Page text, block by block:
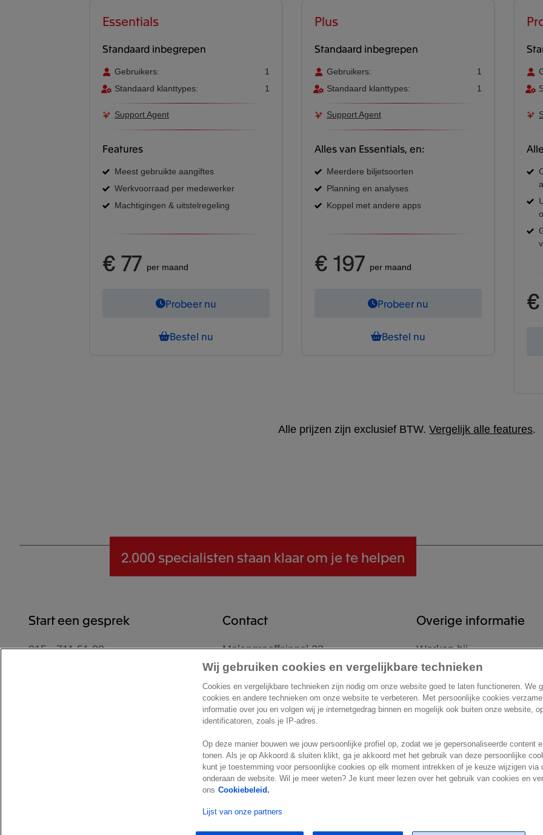
Essentials
Standaard inbegrepen
Gebruikers:
1
Standaard klanttypes:
1
Support Agent
Features
Meest gebruikte aangiftes
Werkvoorraad per medewerker
Machtigingen & uitstelregeling
€ 77 per maand
Probeer nu
Bestel nu
Plus
Standaard inbegrepen
Gebruikers:
1
Standaard klanttypes:
1
Support Agent
Alles van Essentials, en:
Meerdere biljetsoorten
Planning en analyses
Koppel met andere apps
€ 197 per maand
Probeer nu
Bestel nu
Alle prijzen zijn exclusief BTW.Vergelijk alle features.
2.000 specialisten staan klaar om je te helpen
Start een gesprek
015 - 711 51 00
Contact
Molengraaffsingel 33
2629 JD Delft
Nederland
Locatie
Overige informatie
Werken bij
Nieuws
Support
Cookie statementCookie settingsMarketing preferencesDisclaimer Site conditionsTerms
Wij gebruiken cookies en vergelijkbare technieken
Cookies en vergelijkbare technieken zijn nodig om onze website goed te laten functioneren. We
cookies en andere technieken om onze website te verbeteren. Met persoonlijke cookies
informatie over jou en volgen wij je internetgedrag binnen en mogelijk ook buiten onze website,
identificatoren, zoals je IP-adres.
Op deze manier bouwen we jouw persoonlijke profiel op, zodat we je gepersonaliseerde content
tonen. Als je op Akkoord & sluiten klikt, ga je akkoord met het gebruik van deze persoonlijke
kunt je toestemming voor persoonlijke cookies op elk moment intrekken of je keuze wijzigen via
onderaan de website. Wil je meer weten? Je kunt meer lezen over het gebruik van cookies en
ons Cookiebeleid.
Lijst van onze partners